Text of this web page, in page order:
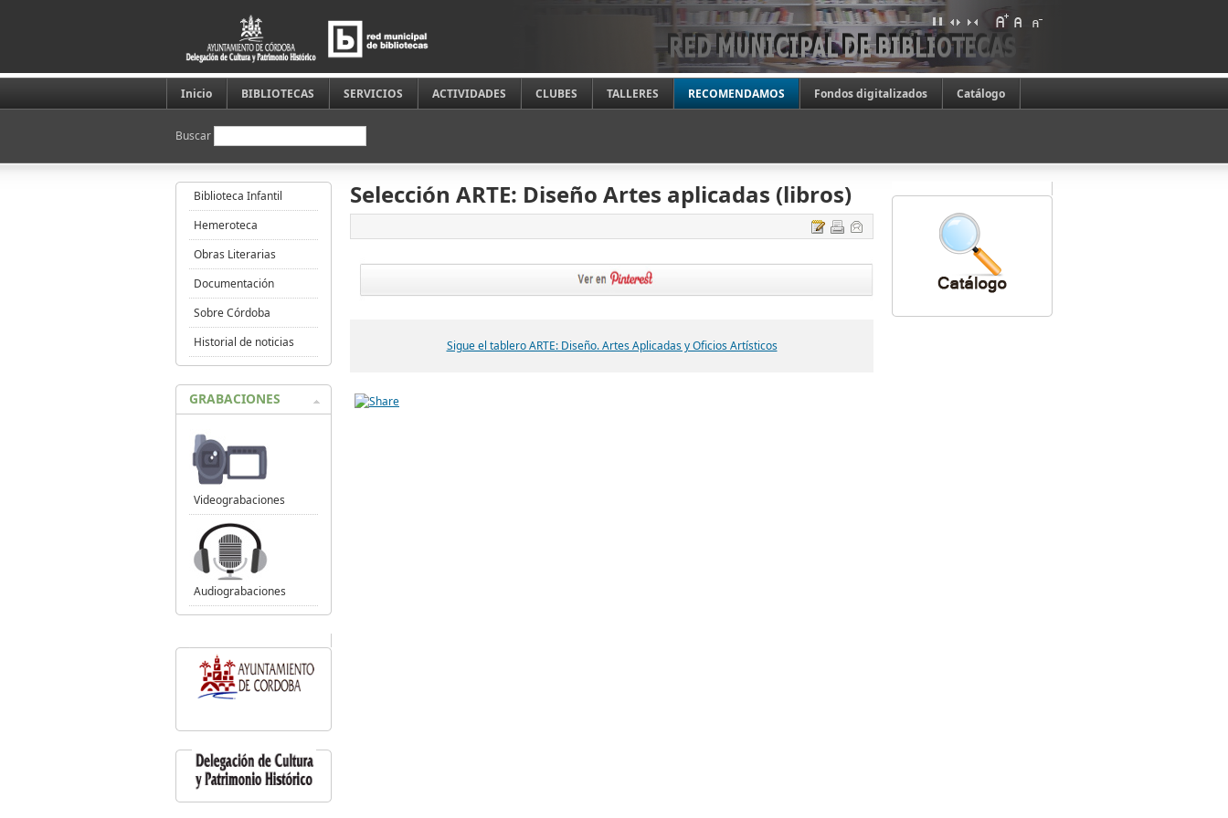
Inicio BIBLIOTECAS SERVICIOS ACTIVIDADES CLUBES TALLERES RECOMENDAMOS Fondos digitalizados Catálogo
Buscar
Selección ARTE: Diseño Artes aplicadas (libros)
Sigue el tablero ARTE: Diseño. Artes Aplicadas y Oficios Artísticos
Biblioteca Infantil
Hemeroteca
Obras Literarias
Documentación
Sobre Córdoba
Historial de noticias
GRABACIONES
Videograbaciones
Audiograbaciones